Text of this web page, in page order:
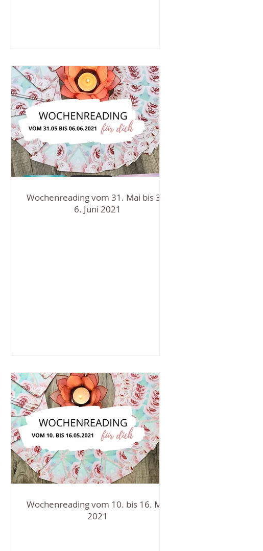
Wochenreading vom 31. Mai bis 30.
6. Juni 2021
Wochenreading vom 10. bis 16. Mai
2021